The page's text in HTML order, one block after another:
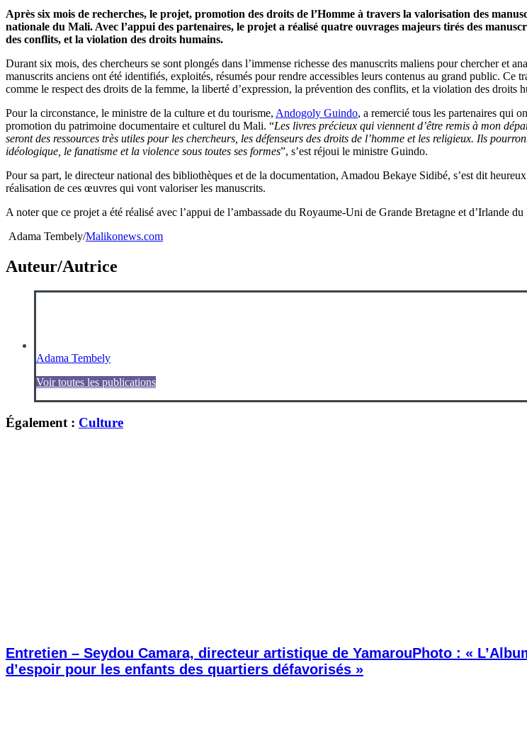
Après six mois de recherches, le projet, promotion des droits de l’Homme à travers la valorisation des
nationale du Mali. Avec l’appui des partenaires, le projet a réalisé quatre ouvrages majeurs tirés des
des conflits, et la violation des droits humains.
Durant six mois, des chercheurs se sont plongés dans l’immense richesse des manuscrits maliens pour chercher et
manuscrits anciens ont été identifiés, exploités, résumés pour rendre accessibles leurs contenus au grand public.
comme le respect des droits de la femme, la liberté d’expression, la prévention des conflits, et la violation des droits
Pour la circonstance, le ministre de la culture et du tourisme, Andogoly Guindo, a remercié tous les partenaires qui
promotion du patrimoine documentaire et culturel du Mali. “Les livres précieux qui viennent d’être remis à mon
seront des ressources très utiles pour les chercheurs, les défenseurs des droits de l’homme et les religieux. Ils
idéologique, le fanatisme et la violence sous toutes ses formes”, s’est réjoui le ministre Guindo.
Pour sa part, le directeur national des bibliothèques et de la documentation, Amadou Bekaye Sidibé, s’est dit
réalisation de ces œuvres qui vont valoriser les manuscrits.
A noter que ce projet a été réalisé avec l’appui de l’ambassade du Royaume-Uni de Grande Bretagne et d’Irlande
Adama Tembely/Malikonews.com
Auteur/Autrice
Adama Tembely
Voir toutes les publications
Également : Culture
Entretien – Seydou Camara, directeur artistique de YamarouPhoto : «
d’espoir pour les enfants des quartiers défavorisés »